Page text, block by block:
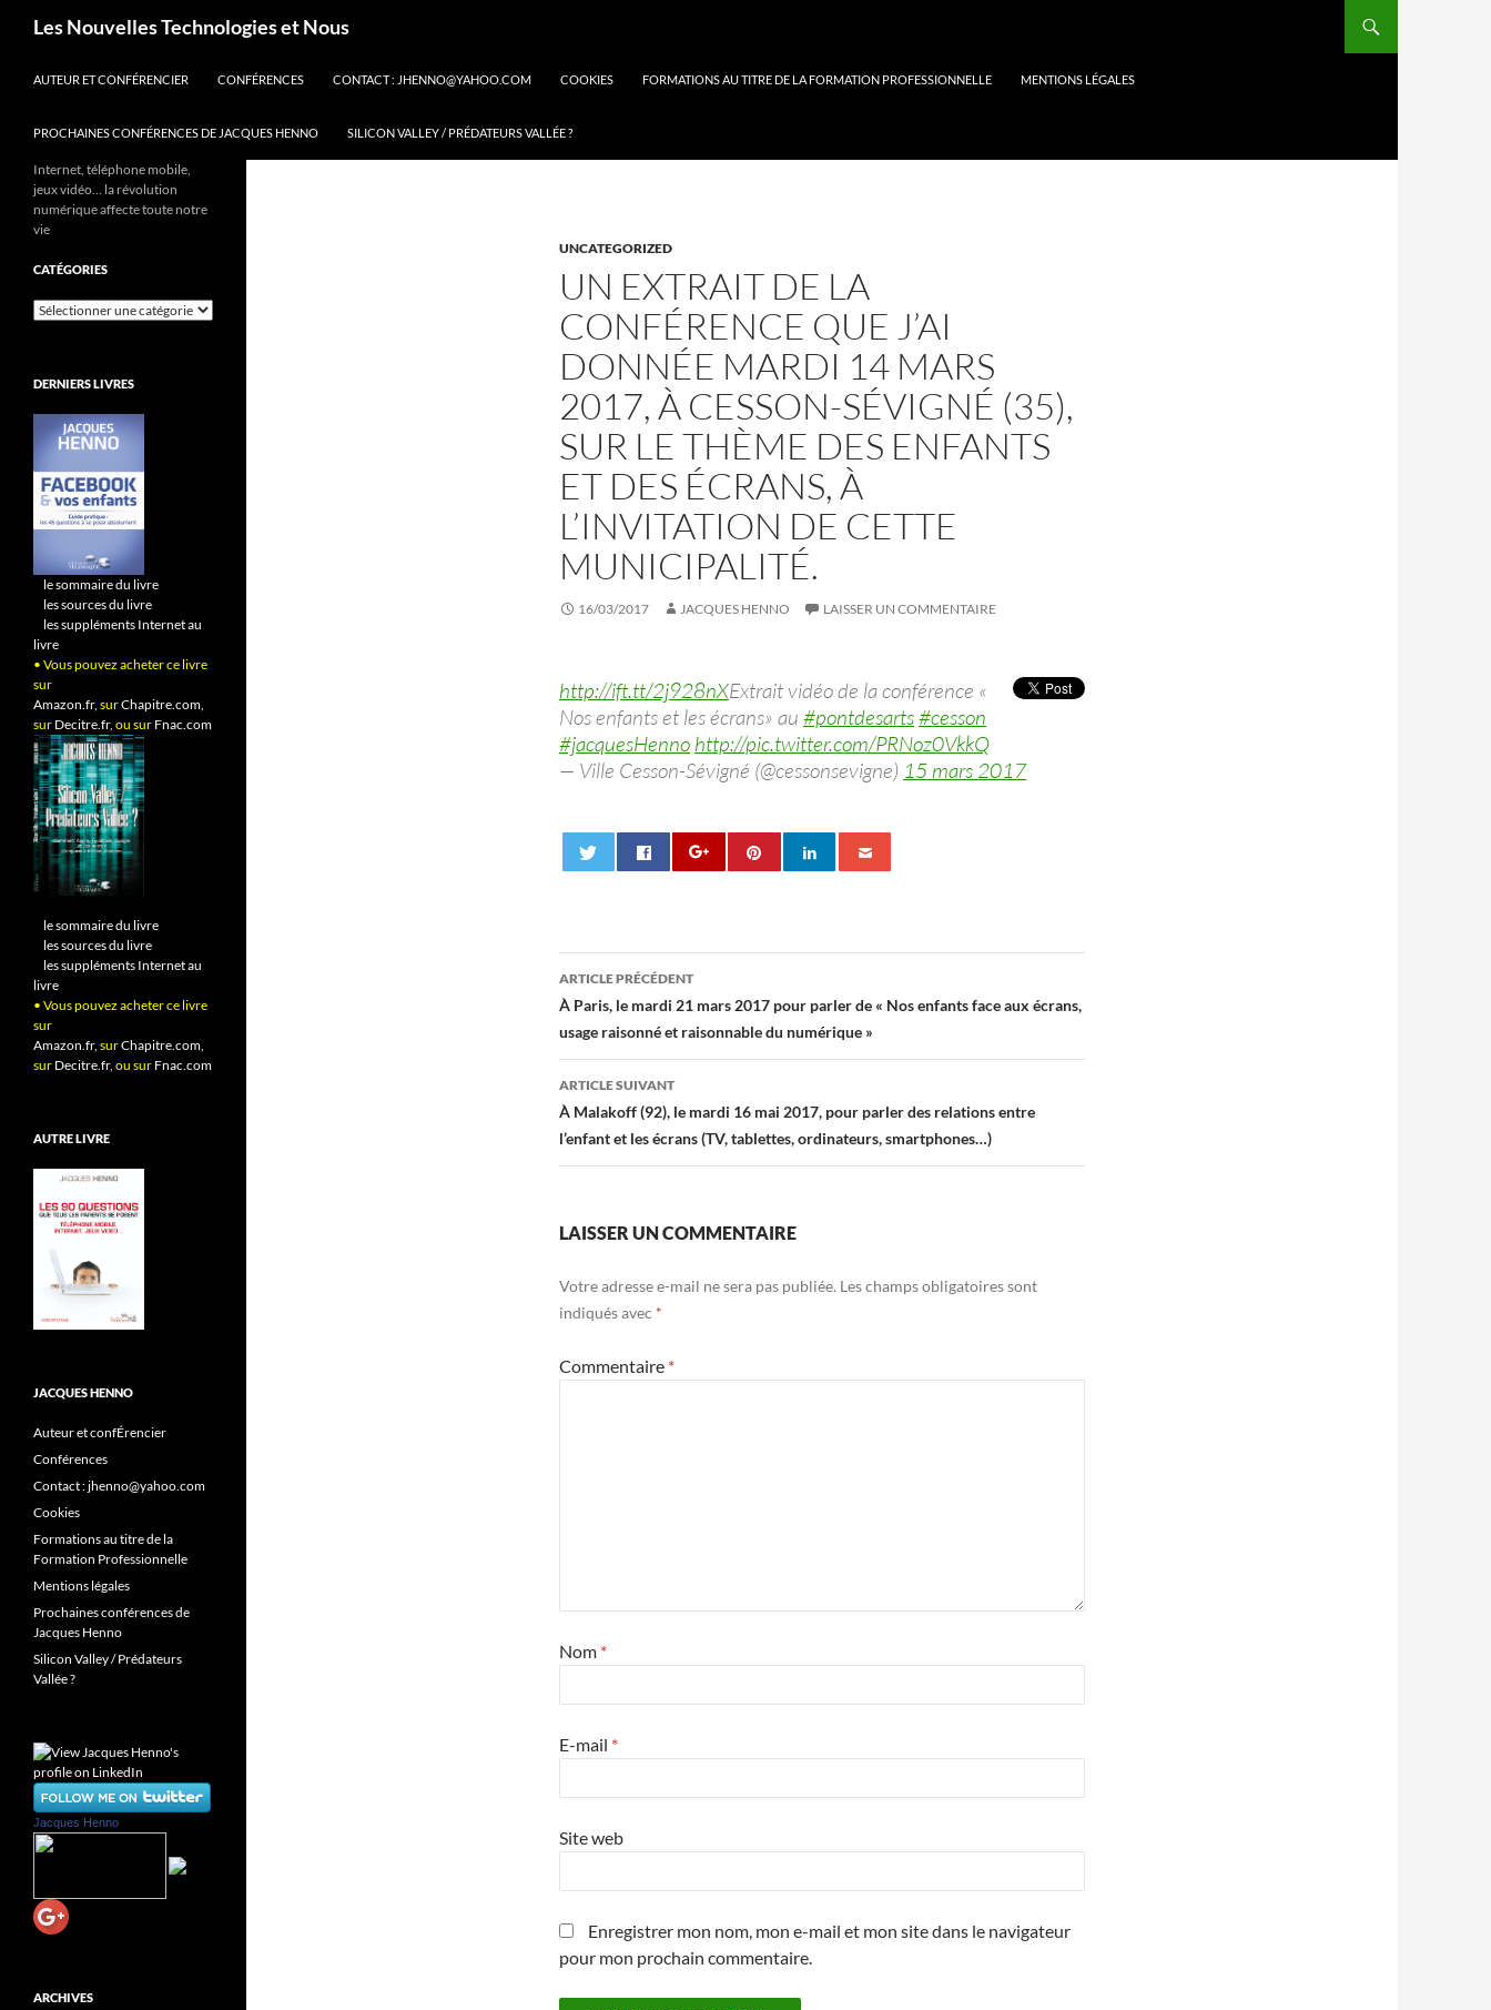
Les Nouvelles Technologies et Nous
AUTEUR ET CONFÉRENCIER CONFÉRENCES CONTACT : JHENNO@YAHOO.COM COOKIES FORMATIONS AU TITRE DE LA FORMATION PROFESSIONNELLE MENTIONS LÉGALES
PROCHAINES CONFÉRENCES DE JACQUES HENNO SILICON VALLEY / PRÉDATEURS VALLÉE ?
UNCATEGORIZED
UN EXTRAIT DE LA
CONFÉRENCE QUE J’AI
DONNÉE MARDI 14 MARS
2017, À CESSON-SÉVIGNÉ (35),
SUR LE THÈME DES ENFANTS
ET DES ÉCRANS, À
L’INVITATION DE CETTE
MUNICIPALITÉ.
16/03/2017 JACQUES HENNO LAISSER UN COMMENTAIRE
http://ift.tt/2j928nXExtrait vidéo de la conférence «
Nos enfants et les écrans» au #pontdesarts#cesson
#jacquesHenno http://pic.twitter.com/PRNoz0VkkQ
— Ville Cesson-Sévigné (@cessonsevigne) 15 mars 2017
Navigation
des
articles
ARTICLE PRÉCÉDENT
À Paris, le mardi 21 mars 2017 pour parler de « Nos enfants face aux écrans,
usage raisonné et raisonnable du numérique »
ARTICLE SUIVANT
À Malakoff (92), le mardi 16 mai 2017, pour parler des relations entre
l’enfant et les écrans (TV, tablettes, ordinateurs, smartphones…)
LAISSER UN COMMENTAIRE
Votre adresse e-mail ne sera pas publiée. Les champs obligatoires sont
indiqués avec *
Commentaire *
Nom *
E-mail *
Site web
Enregistrer mon nom, mon e-mail et mon site dans le navigateur
pour mon prochain commentaire.
Internet, téléphone mobile,
jeux vidéo… la révolution
numérique affecte toute notre
vie
CATÉGORIES
Catégories
DERNIERS LIVRES
le sommaire du livre
les sources du livre
les suppléments Internet au
livre
• Vous pouvez acheter ce livre
sur
Amazon.fr, surChapitre.com,
sur Decitre.fr, ou sur Fnac.com
le sommaire du livre
les sources du livre
les suppléments Internet au
livre
• Vous pouvez acheter ce livre
sur
Amazon.fr, surChapitre.com,
sur Decitre.fr, ou sur Fnac.com
AUTRE LIVRE
JACQUES HENNO
Auteur et confÉrencier
Conférences
Contact : jhenno@yahoo.com
Cookies
Formations au titre de la
Formation Professionnelle
Mentions légales
Prochaines conférences de
Jacques Henno
Silicon Valley / Prédateurs
Vallée ?
Jacques Henno
ARCHIVES